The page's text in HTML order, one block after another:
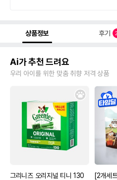
상품정보 후기
Ai가 추천 드려요
우리 아이를 위한 맞춤 취향 저격 상품
그리니즈 오리지널 티니 130
[2개세